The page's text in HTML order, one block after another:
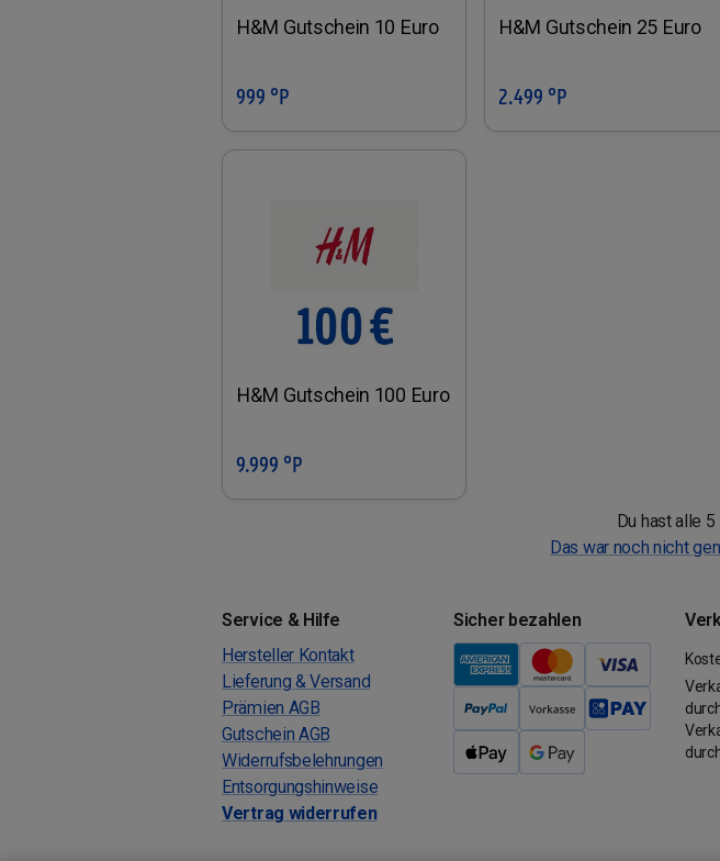
H&M Gutschein 10 Euro
999 °P
H&M Gutschein 25 Euro
In den Warenkorb
2.499 °P
H&M Gutschein 100 Euro
In den Warenkorb
9.999 °P
Du hast alle
Das war noch nicht
Service & Hilfe
Hersteller Kontakt
Lieferung & Versand
Prämien AGB
Gutschein AGB
Widerrufsbelehrungen
Entsorgungshinweise
Vertrag widerrufen
Sicher bezahlen